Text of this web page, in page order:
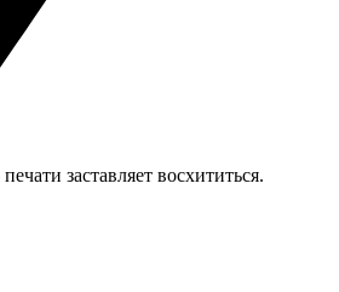
заставляет восхититься.